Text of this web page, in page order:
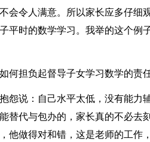
会令人满意。所以家长应多仔细
平时的数学学习。我举的这个例
何担负起督导子女学习数学的责任
怨说：自己水平太低，没有能力
替代与包办的，家长真的不必去
他做得对和错，这是老师的工作